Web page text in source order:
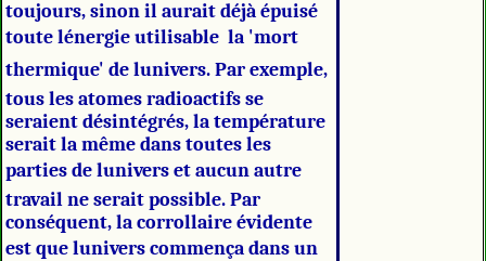
toujours, sinon il aurait déjà épuisé
toute lénergie utilisable  la 'mort
thermique' de lunivers. Par exemple,
tous les atomes radioactifs se
seraient désintégrés, la température
serait la même dans toutes les
parties de lunivers et aucun autre
travail ne serait possible. Par
conséquent, la corrollaire évidente
est que lunivers commença dans un